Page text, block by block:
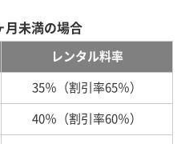
月未満の場合
レンタル料率
35％（割引率65％）
40％（割引率60％）